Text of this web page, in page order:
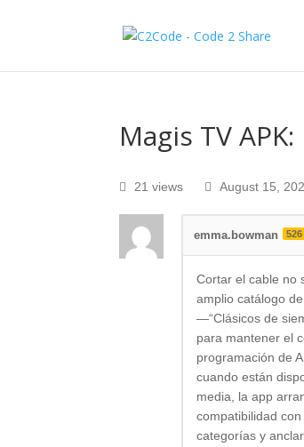
Magis TV
21 views August 15,
emma.bowman 526
Cortar el cable no
amplio catálogo
—“Clásicos de
para mantener el
programación de
cuando están
media, la app
compatibilidad
categorías y